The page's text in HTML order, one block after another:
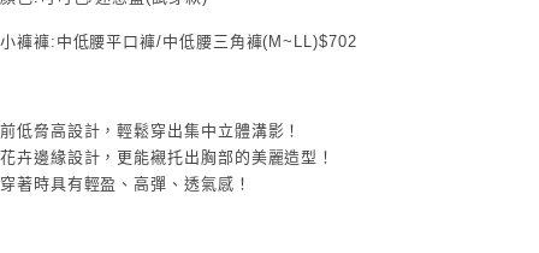
小褲褲:中低腰平口褲/中低腰三角褲(M~LL)$702
前低脅高設計，輕鬆穿出集中立體溝影！
花卉邊緣設計，更能襯托出胸部的美麗造型！
穿著時具有輕盈、高彈、透氣感！